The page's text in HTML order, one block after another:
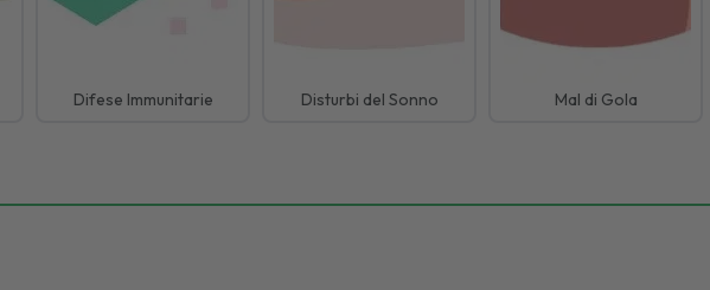
Difese Immunitarie Disturbi del Sonno Mal di Gola